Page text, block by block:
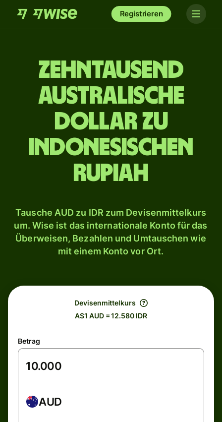
Registrieren
zehn­tausend
australische
Dollar zu
indonesischen
Rupiah
Tausche AUD zu IDR zum Devisenmittelkurs
um. Wise ist das internationale Konto für das
Überweisen, Bezahlen und Umtauschen wie
mit einem Konto vor Ort.
Devisenmittelkurs
A$1 AUD = 12.580 IDR
Betrag
AUD